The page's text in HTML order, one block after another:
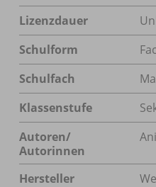
Lizenzdauer
Schulform
Schulfach
Klassenstufe
Autoren/
Autorinnen
Hersteller